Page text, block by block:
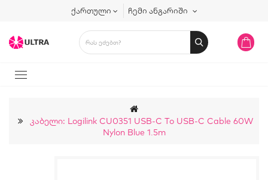
ქართული ჩემი ანგარიში
Კაბელი: Logilink CU0351 USB-C To USB-C Cable 60W
Nylon Blue 1.5m